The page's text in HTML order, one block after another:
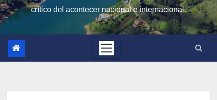
crítico del acontecer nacional e internacional.